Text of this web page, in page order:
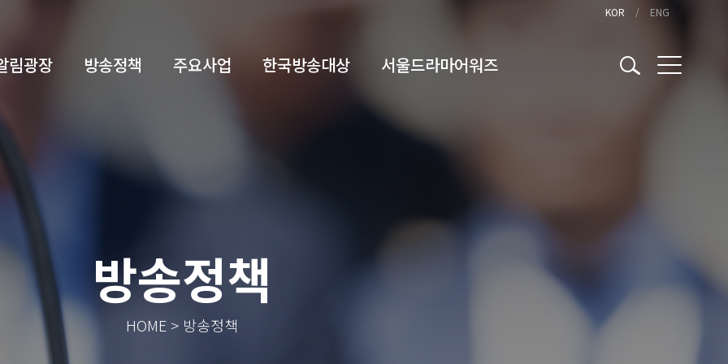
KOR ENG
림광장 방송정책 주요사업 한국방송대상 서울드라마어워즈
방송정책
HOME > 방송정책